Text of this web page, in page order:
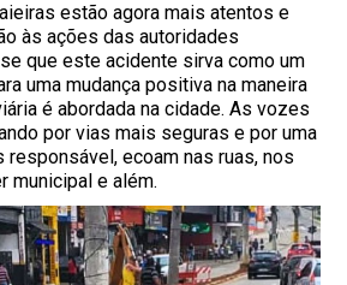
estão agora mais atentos e
às ações das autoridades
que este acidente sirva como um
uma mudança positiva na maneira
é abordada na cidade. As vozes
por vias mais seguras e por uma
ecoam nas ruas, nos
municipal e além.